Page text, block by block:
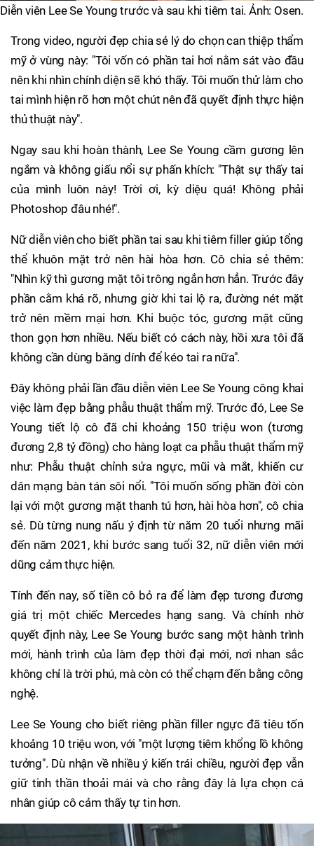
Diễn viên Lee Se Young trước và sau khi tiêm tai. Ảnh: Osen.
Trong video, người đẹp chia sẻ lý do chọn can thiệp thẩm
mỹ ở vùng này: "Tôi vốn có phần tai hơi nằm sát vào đầu
nên khi nhìn chính diện sẽ khó thấy. Tôi muốn thử làm cho
tai mình hiện rõ hơn một chút nên đã quyết định thực hiện
thủ thuật này".
Ngay sau khi hoàn thành, Lee Se Young cầm gương lên
ngắm và không giấu nổi sự phấn khích: "Thật sự thấy tai
của mình luôn này! Trời ơi, kỳ diệu quá! Không phải
Photoshop đâu nhé!".
Nữ diễn viên cho biết phần tai sau khi tiêm filler giúp tổng
thể khuôn mặt trở nên hài hòa hơn. Cô chia sẻ thêm:
"Nhìn kỹ thì gương mặt tôi trông ngắn hơn hẳn. Trước đây
phần cằm khá rõ, nhưng giờ khi tai lộ ra, đường nét mặt
trở nên mềm mại hơn. Khi buộc tóc, gương mặt cũng
thon gọn hơn nhiều. Nếu biết có cách này, hồi xưa tôi đã
không cần dùng băng dính để kéo tai ra nữa".
Đây không phải lần đầu diễn viên Lee Se Young công khai
việc làm đẹp bằng phẫu thuật thẩm mỹ. Trước đó, Lee Se
Young tiết lộ cô đã chi khoảng 150 triệu won (tương
đương 2,8 tỷ đồng) cho hàng loạt ca phẫu thuật thẩm mỹ
như: Phẫu thuật chỉnh sửa ngực, mũi và mắt, khiến cư
dân mạng bàn tán sôi nổi. "Tôi muốn sống phần đời còn
lại với một gương mặt thanh tú hơn, hài hòa hơn", cô chia
sẻ. Dù từng nung nấu ý định từ năm 20 tuổi nhưng mãi
đến năm 2021, khi bước sang tuổi 32, nữ diễn viên mới
dũng cảm thực hiện.
Tính đến nay, số tiền cô bỏ ra để làm đẹp tương đương
giá trị một chiếc Mercedes hạng sang. Và chính nhờ
quyết định này, Lee Se Young bước sang một hành trình
mới, hành trình của làm đẹp thời đại mới, nơi nhan sắc
không chỉ là trời phú, mà còn có thể chạm đến bằng công
nghệ.
Lee Se Young cho biết riêng phần filler ngực đã tiêu tốn
khoảng 10 triệu won, với "một lượng tiêm khổng lồ không
tưởng". Dù nhận về nhiều ý kiến trái chiều, người đẹp vẫn
giữ tinh thần thoải mái và cho rằng đây là lựa chọn cá
nhân giúp cô cảm thấy tự tin hơn.